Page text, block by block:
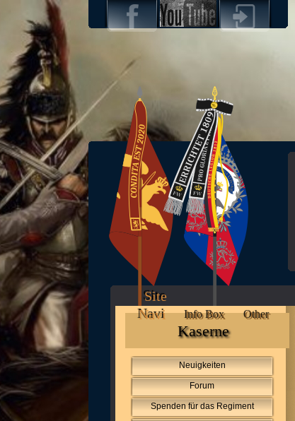
Site
Navi
Info Box Other
Kaserne
Neuigkeiten
Forum
Spenden für das Regiment